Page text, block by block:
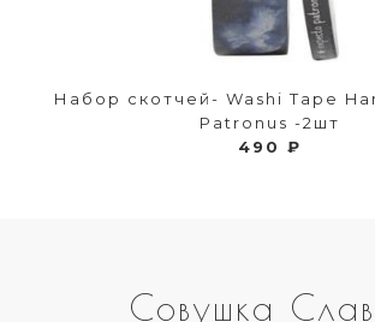
Набор скотчей- Washi Tape
Patronus -2шт
490 ₽
Совушка